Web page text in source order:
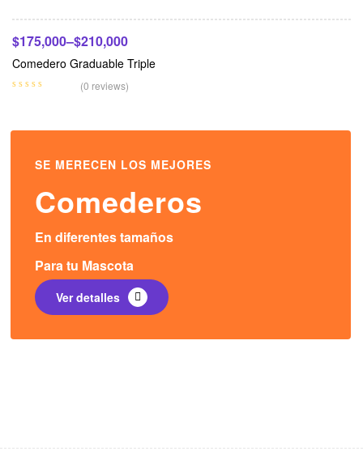
$175,000–$210,000
Comedero Graduable Triple
(0 reviews)
SE MERECEN LOS MEJORES
Comederos
En diferentes tamaños
Para tu Mascota
Ver detalles